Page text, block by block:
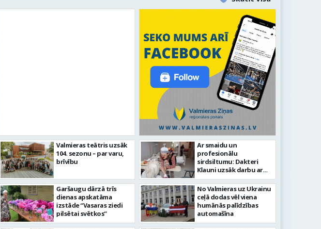
FOTO: Valmieras pilsētas svētku gājiens 2026
Valmieras teātris uzsāk
104. sezonu – par varu,
brīvību
Garšaugu dārzā trīs
dienas apskatāma
izstāde “Vasaras ziedi
pilsētai svētkos”
Ar smaidu un
profesionālu
sirdsiltumu: Dakteri
Klauni uzsāk darbu ar
senioriem Vidzemes
slimnīcā
No Valmieras uz Ukrainu
ceļā dodas vēl viena
humānās palīdzības
automašīna